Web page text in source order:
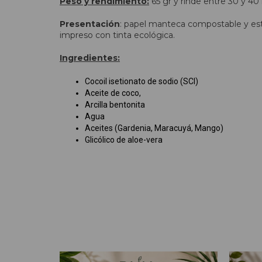
Presentación: papel manteca compostable y
impreso con tinta ecológica.
Ingredientes:
Cocoil isetionato de sodio (SCI)
Aceite de coco,
Arcilla bentonita
Agua
Aceites (Gardenia, Maracuyá, Mango)
Glicólico de aloe-vera